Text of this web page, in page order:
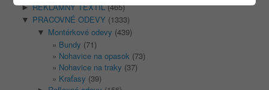
► REKLAMNÝ TEXTIL(465)
▼ PRACOVNÉ ODEVY (1333)
▼ Montérkové odevy (439)
Bundy (71)
Nohavice na opasok (73)
Nohavice na traky (37)
Kraťasy (39)